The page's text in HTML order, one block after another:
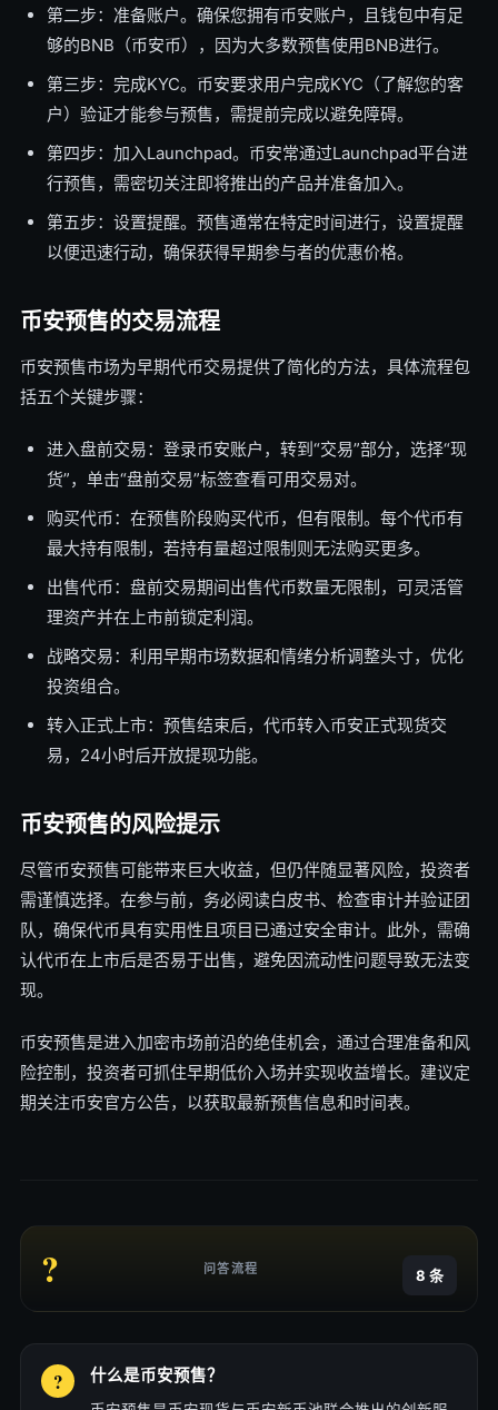
第二步：准备账户。确保您拥有币安账户，且钱包中有足
够的BNB（币安币），因为大多数预售使用BNB进行。
第三步：完成KYC。币安要求用户完成KYC（了解您的客
户）验证才能参与预售，需提前完成以避免障碍。
第四步：加入Launchpad。币安常通过Launchpad平台进
行预售，需密切关注即将推出的产品并准备加入。
第五步：设置提醒。预售通常在特定时间进行，设置提醒
以便迅速行动，确保获得早期参与者的优惠价格。
币安预售的交易流程
币安预售市场为早期代币交易提供了简化的方法，具体流程包
括五个关键步骤：
进入盘前交易：登录币安账户，转到“交易”部分，选择“现
货”，单击“盘前交易”标签查看可用交易对。
购买代币：在预售阶段购买代币，但有限制。每个代币有
最大持有限制，若持有量超过限制则无法购买更多。
出售代币：盘前交易期间出售代币数量无限制，可灵活管
理资产并在上市前锁定利润。
战略交易：利用早期市场数据和情绪分析调整头寸，优化
投资组合。
转入正式上市：预售结束后，代币转入币安正式现货交
易，24小时后开放提现功能。
币安预售的风险提示
尽管币安预售可能带来巨大收益，但仍伴随显著风险，投资者
需谨慎选择。在参与前，务必阅读白皮书、检查审计并验证团
队，确保代币具有实用性且项目已通过安全审计。此外，需确
认代币在上市后是否易于出售，避免因流动性问题导致无法变
现。
币安预售是进入加密市场前沿的绝佳机会，通过合理准备和风
险控制，投资者可抓住早期低价入场并实现收益增长。建议定
期关注币安官方公告，以获取最新预售信息和时间表。
? 问答流程 8 条
什么是币安预售？